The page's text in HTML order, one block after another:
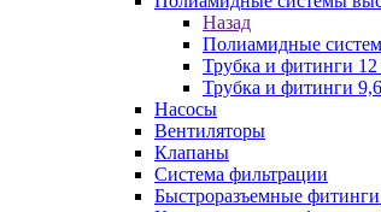
Назад
Полиамидные
Трубка и фитинги
Трубка и фитинги
Насосы
Вентиляторы
Клапаны
Система фильтрации
Быстроразъемные